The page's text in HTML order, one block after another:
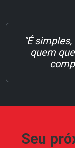
"É
quem
Seu